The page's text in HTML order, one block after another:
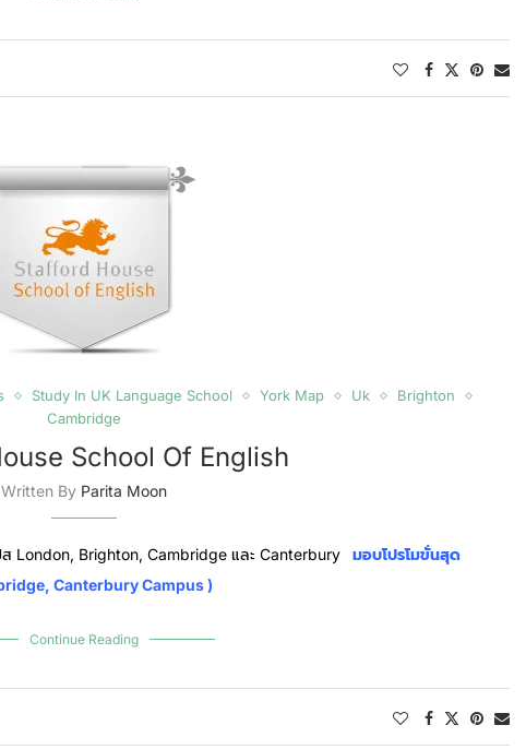
Study In UK Language School York Map Uk
Brighton
Cambridge
School Of English
Written By Parita Moon
Brighton, Cambridge และ Canterbury
มอบโปรโมขั่นสุด
Canterbury Campus )
Continue Reading